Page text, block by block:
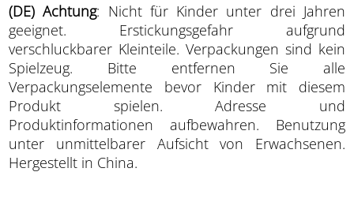
(DE) Achtung: Nicht für Kinder unter drei Jahren
geeignet. Erstickungsgefahr aufgrund
verschluckbarer Kleinteile. Verpackungen sind kein
Spielzeug. Bitte entfernen Sie alle
Verpackungselemente bevor Kinder mit diesem
Produkt spielen. Adresse und
Produktinformationen aufbewahren. Benutzung
unter unmittelbarer Aufsicht von Erwachsenen.
Hergestellt in China.